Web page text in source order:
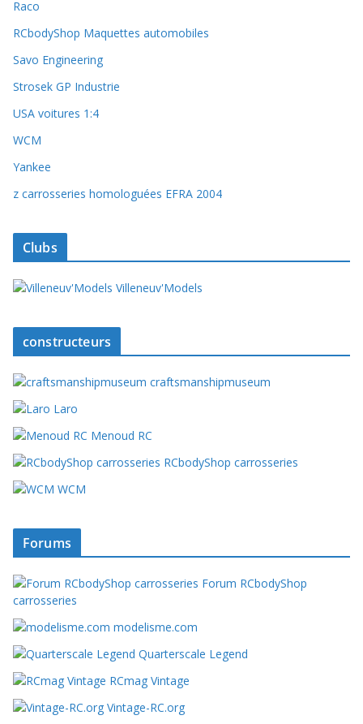
Raco
RCbodyShop Maquettes automobiles
Savo Engineering
Strosek GP Industrie
USA voitures 1:4
WCM
Yankee
z carrosseries homologuées EFRA 2004
Clubs
Villeneuv'Models
constructeurs
craftsmanshipmuseum
Laro
Menoud RC
RCbodyShop carrosseries
WCM
Forums
Forum RCbodyShop
carrosseries
modelisme.com
Quarterscale Legend
RCmag Vintage
Vintage-RC.org